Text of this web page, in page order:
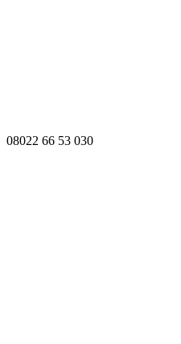
08022 66 53 030